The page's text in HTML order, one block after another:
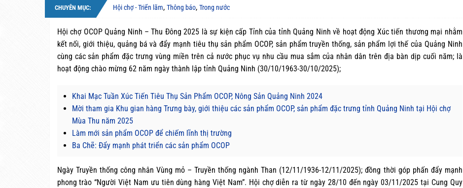
CHUYÊN MỤC: Hội chợ - Triển lãm, Thông báo, Trong nước
Hội chợ OCOP Quảng Ninh – Thu Đông 2025 là sự kiện cấp Tỉnh của tỉnh Quảng Ninh về hoạt động Xúc tiến thương mại nhằm
kết nối, giới thiệu, quảng bá và đẩy mạnh tiêu thụ sản phẩm OCOP, sản phẩm truyền thống, sản phẩm lợi thế của Quảng Ninh
cùng các sản phẩm đặc trưng vùng miền trên cả nước phục vụ nhu cầu mua sắm của nhân dân trên địa bàn dịp cuối năm; là
hoạt động chào mừng 62 năm ngày thành lập tỉnh Quảng Ninh (30/10/1963-30/10/2025);
Khai Mạc Tuần Xúc Tiến Tiêu Thụ Sản Phẩm OCOP, Nông Sản Quảng Ninh 2024
Mời tham gia Khu gian hàng Trưng bày, giới thiệu các sản phẩm OCOP, sản phẩm đặc trưng tỉnh Quảng Ninh tại Hội chợ
Mùa Thu năm 2025
Làm mới sản phẩm OCOP để chiếm lĩnh thị trường
Ba Chẽ: Đẩy mạnh phát triển các sản phẩm OCOP
Ngày Truyền thống công nhân Vùng mỏ – Truyền thống ngành Than (12/11/1936-12/11/2025); đồng thời góp phấn đẩy mạnh
phong trào “Người Việt Nam ưu tiên dùng hàng Việt Nam”. Hội chợ diễn ra từ ngày 28/10 đến ngày 03/11/2025 tại Cung Quy